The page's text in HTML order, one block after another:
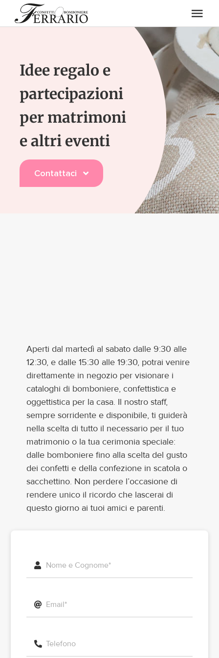
Chi Siamo
Enoteca
Art. regalo / Casalinghi
Idee regalo e
partecipazioni
per matrimoni
e altri eventi
Contattaci
Aperti dal martedì al sabato dalle 9:30 alle
12:30, e dalle 15:30 alle 19:30, potrai venire
direttamente in negozio per visionare i
cataloghi di bomboniere, confettistica e
oggettistica per la casa. Il nostro staff,
sempre sorridente e disponibile, ti guiderà
nella scelta di tutto il necessario per il tuo
matrimonio o la tua cerimonia speciale:
dalle bomboniere fino alla scelta del gusto
dei confetti e della confezione in scatola o
sacchettino. Non perdere l’occasione di
rendere unico il ricordo che lascerai di
questo giorno ai tuoi amici e parenti.